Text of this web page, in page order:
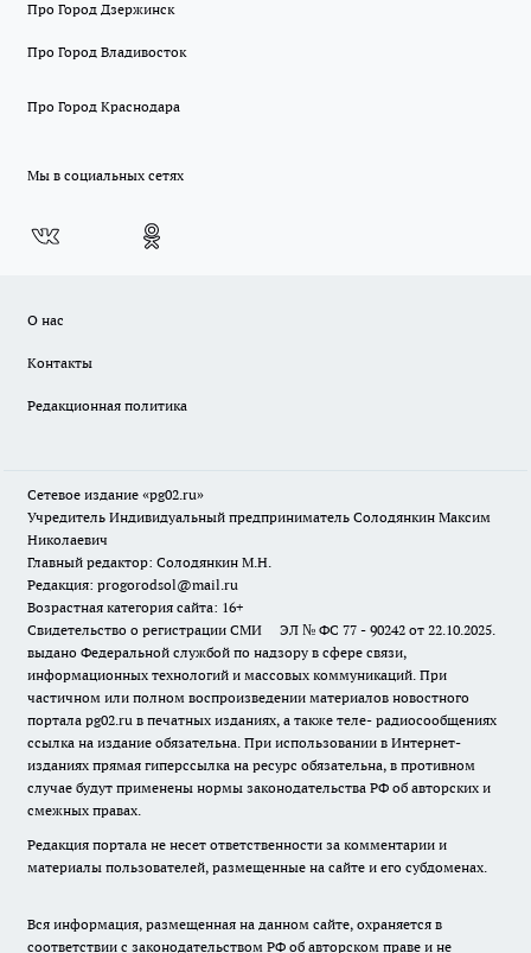
Про Город Дзержинск
Про Город Владивосток
Про Город Краснодара
Мы в социальных сетях
О нас
Контакты
Редакционная политика
Сетевое издание «pg02.ru»
Учредитель Индивидуальный предприниматель Солодянкин Максим
Николаевич
Главный редактор: Солодянкин М.Н.
Редакция: progorodsol@mail.ru
Возрастная категория сайта: 16+
Свидетельство о регистрации СМИ ЭЛ № ФС 77 - 90242 от 22.10.2025.
выдано Федеральной службой по надзору в сфере связи,
информационных технологий и массовых коммуникаций. При
частичном или полном воспроизведении материалов новостного
портала pg02.ru в печатных изданиях, а также теле- радиосообщениях
ссылка на издание обязательна. При использовании в Интернет-
изданиях прямая гиперссылка на ресурс обязательна, в противном
случае будут применены нормы законодательства РФ об авторских и
смежных правах.
Редакция портала не несет ответственности за комментарии и
материалы пользователей, размещенные на сайте и его субдоменах.
Вся информация, размещенная на данном сайте, охраняется в
соответствии с законодательством РФ об авторском праве и не